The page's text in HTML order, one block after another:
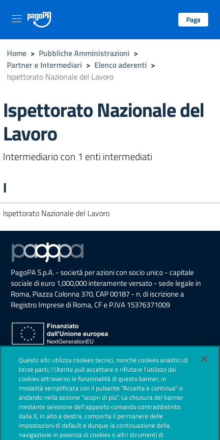
Paga
Home > Pubbliche Amministrazioni >
Partner e Intermediari > Elenco aderenti >
Ispettorato Nazionale del Lavoro
Ispettorato Nazionale del
Lavoro
Intermediario con 1 enti intermediati
I
Ispettorato Nazionale del Lavoro
PagoPA S.p.A. - società per azioni con socio unico - capitale
sociale di euro 1,000,000 interamente versato - sede legale in
Roma, Piazza Colonna 370, CAP 00187 - n. di iscrizione a
Registro Imprese di Roma, CF e P.IVA 15376371009
Sezione Link Utili
Privacy Policy
Note legali
Contestazioni
Società Trasparente
Questo sito utilizza cookies tecnici, nonché cookies analitici di
terze parti; l’Utente può accettare o rifiutare l’utilizzo dei
cookies attraverso le funzionalità di questo banner, in
modalità semplificata con il pulsante "Accetta e continua" o
andando nella sezione "scopri di più". La chiusura del banner
mediante selezione dell’apposito comando contraddistinto
dalla X, in alto a destra, comporta il permanere delle
impostazioni di default e dunque la continuazione della
navigazione in assenza di cookies o altri strumenti di